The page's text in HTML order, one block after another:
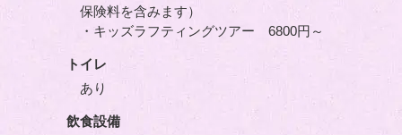
保険料を含みます）
・キッズラフティングツアー 6800円～
トイレ
あり
飲食設備